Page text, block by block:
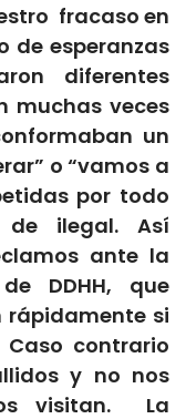
fracaso en
de esperanzas
diferentes
muchas veces
un
o “vamos a
por todo
de ilegal. Así
ante la
DDHH, que
rápidamente si
contrario
y no nos
visitan. La